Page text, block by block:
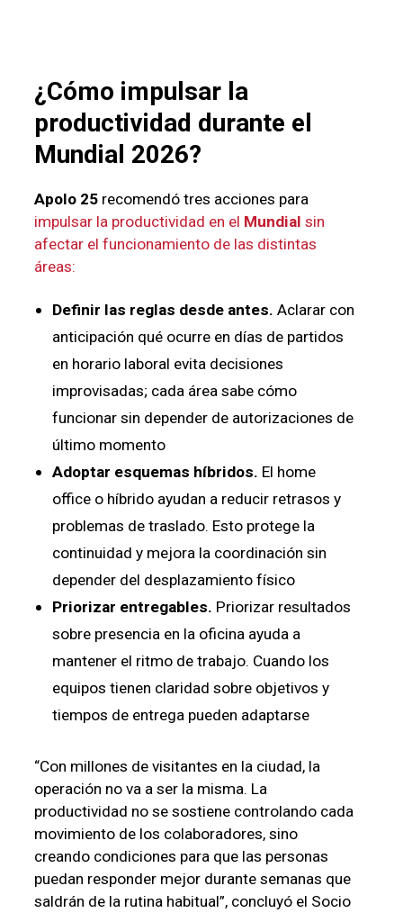
¿Cómo impulsar la
productividad durante el
Mundial 2026?
Apolo 25recomendó tres acciones para
impulsar la productividad en el Mundial sin
afectar el funcionamiento de las distintas
áreas:
Definir las reglas desde antes. Aclarar con
anticipación qué ocurre en días de partidos
en horario laboral evita decisiones
improvisadas; cada área sabe cómo
funcionar sin depender de autorizaciones de
último momento
Adoptar esquemas híbridos. El home
office o híbrido ayudan a reducir retrasos y
problemas de traslado. Esto protege la
continuidad y mejora la coordinación sin
depender del desplazamiento físico
Priorizar entregables. Priorizar resultados
sobre presencia en la oficina ayuda a
mantener el ritmo de trabajo. Cuando los
equipos tienen claridad sobre objetivos y
tiempos de entrega pueden adaptarse
“Con millones de visitantes en la ciudad, la
operación no va a ser la misma. La
productividad no se sostiene controlando cada
movimiento de los colaboradores, sino
creando condiciones para que las personas
puedan responder mejor durante semanas que
saldrán de la rutina habitual”, concluyó el Socio